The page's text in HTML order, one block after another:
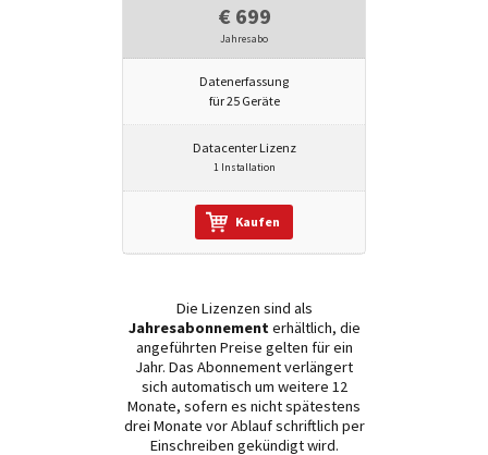
€ 699
Jahresabo
Datenerfassung
für 25 Geräte
Datacenter Lizenz
1 Installation
Kaufen
Die Lizenzen sind als
Jahresabonnement erhältlich, die
angeführten Preise gelten für ein
Jahr. Das Abonnement verlängert
sich automatisch um weitere 12
Monate, sofern es nicht spätestens
drei Monate vor Ablauf schriftlich per
Einschreiben gekündigt wird.